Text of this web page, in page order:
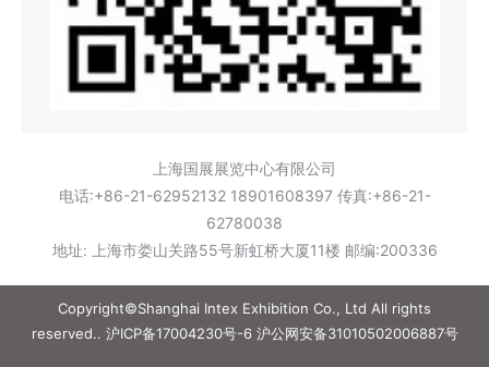
上海国展展览中心有限公司
电话:+86-21-62952132 18901608397 传真:+86-21-
62780038
地址: 上海市娄山关路55号新虹桥大厦11楼 邮编:200336
Copyright©Shanghai Intex Exhibition Co., Ltd All rights
reserved.. 沪ICP备17004230号-6沪公网安备31010502006887号